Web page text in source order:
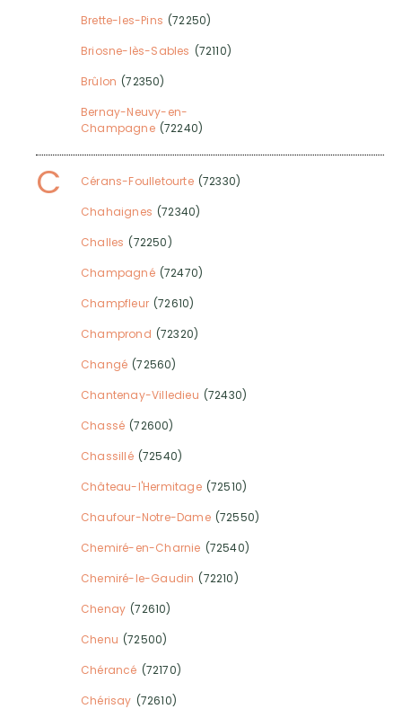
Brette-les-Pins (72250)
Briosne-lès-Sables (72110)
Brûlon (72350)
Bernay-Neuvy-en-
Champagne (72240)
C Cérans-Foulletourte (72330)
Chahaignes (72340)
Challes (72250)
Champagné (72470)
Champfleur (72610)
Champrond (72320)
Changé (72560)
Chantenay-Villedieu (72430)
Chassé (72600)
Chassillé (72540)
Château-l'Hermitage (72510)
Chaufour-Notre-Dame (72550)
Chemiré-en-Charnie (72540)
Chemiré-le-Gaudin (72210)
Chenay (72610)
Chenu (72500)
Chérancé (72170)
Chérisay (72610)